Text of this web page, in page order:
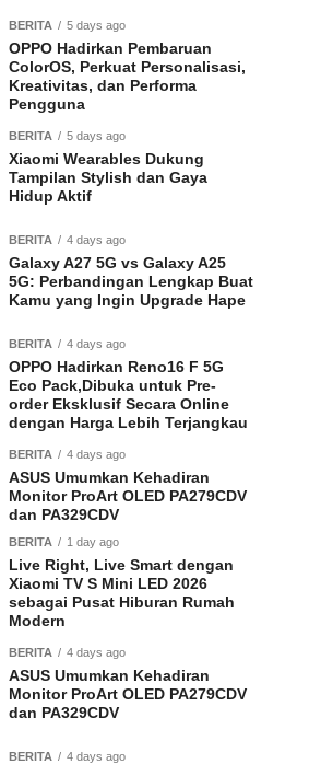
BERITA 5 days ago
OPPO Hadirkan Pembaruan
ColorOS, Perkuat Personalisasi,
Kreativitas, dan Performa
Pengguna
BERITA 5 days ago
Xiaomi Wearables Dukung
Tampilan Stylish dan Gaya
Hidup Aktif
BERITA 4 days ago
Galaxy A27 5G vs Galaxy A25
5G: Perbandingan Lengkap Buat
Kamu yang Ingin Upgrade Hape
BERITA 4 days ago
OPPO Hadirkan Reno16 F 5G
Eco Pack,Dibuka untuk Pre-
order Eksklusif Secara Online
dengan Harga Lebih Terjangkau
BERITA 4 days ago
ASUS Umumkan Kehadiran
Monitor ProArt OLED PA279CDV
dan PA329CDV
BERITA 1 day ago
Live Right, Live Smart dengan
Xiaomi TV S Mini LED 2026
sebagai Pusat Hiburan Rumah
Modern
BERITA 4 days ago
ASUS Umumkan Kehadiran
Monitor ProArt OLED PA279CDV
dan PA329CDV
BERITA 4 days ago